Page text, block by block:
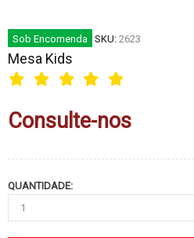
Sob Encomenda SKU: 2623
Mesa Kids
Consulte-nos
QUANTIDADE: